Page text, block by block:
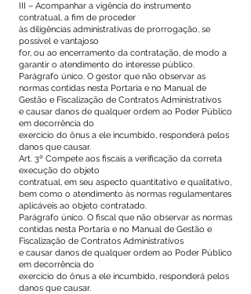
III – Acompanhar a vigência do instrumento
contratual, a fim de proceder
às diligências administrativas de prorrogação, se
possível e vantajoso
for, ou ao encerramento da contratação, de modo a
garantir o atendimento do interesse público.
Parágrafo único. O gestor que não observar as
normas contidas nesta Portaria e no Manual de
Gestão e Fiscalização de Contratos Administrativos
e causar danos de qualquer ordem ao Poder Público
em decorrência do
exercício do ônus a ele incumbido, responderá pelos
danos que causar.
Art. 3º Compete aos fiscais a verificação da correta
execução do objeto
contratual, em seu aspecto quantitativo e qualitativo,
bem como o atendimento às normas regulamentares
aplicáveis ao objeto contratado.
Parágrafo único. O fiscal que não observar as normas
contidas nesta Portaria e no Manual de Gestão e
Fiscalização de Contratos Administrativos
e causar danos de qualquer ordem ao Poder Público
em decorrência do
exercício do ônus a ele incumbido, responderá pelos
danos que causar.